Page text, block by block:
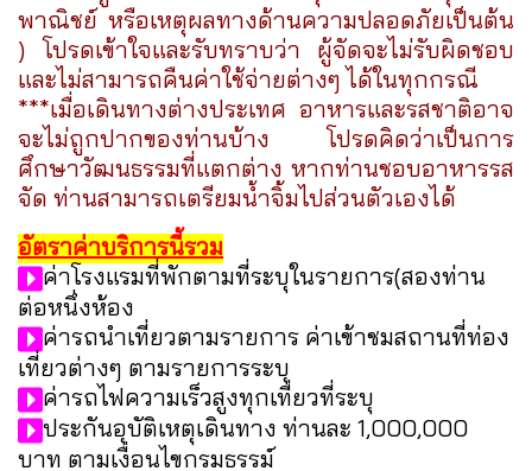
พาณิชย์ หรือเหตุผลทางด้านความปลอดภัยเป็นต้น
) โปรดเข้าใจและรับทราบว่า ผู้จัดจะไม่รับผิดชอบ
และไม่สามารถคืนค่าใช้จ่ายต่างๆ ได้ในทุกกรณี
***เมื่อเดินทางต่างประเทศ อาหารและรสชาติอาจ
จะไม่ถูกปากของท่านบ้าง โปรดคิดว่าเป็นการ
ศึกษาวัฒนธรรมที่แตกต่าง หากท่านชอบอาหารรส
จัด ท่านสามารถเตรียมน้ำจิ้มไปส่วนตัวเองได้
อัตราค่าบริการนี้รวม
ค่าโรงแรมที่พักตามที่ระบุในรายการ(สองท่าน
ต่อหนึ่งห้อง
ค่ารถนำเที่ยวตามรายการ ค่าเข้าชมสถานที่ท่อง
เที่ยวต่างๆ ตามรายการระบุ
ค่ารถไฟความเร็วสูงทุกเที่ยวที่ระบุ
ประกันอุบัติเหตุเดินทาง ท่านละ 1,000,000
บาท ตามเงื่อนไขกรมธรรม์